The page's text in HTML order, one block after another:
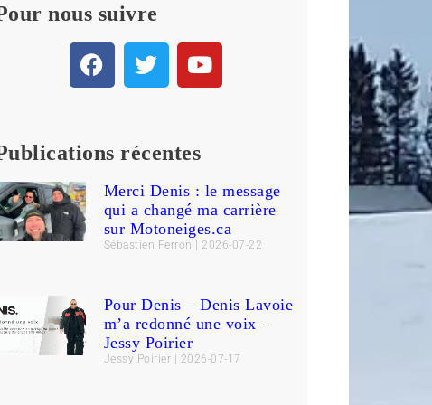
nous suivre
récentes
Merci Denis : le message
qui a changé ma carrière
sur Motoneiges.ca
Sébastien Ferron 2026-07-22
Pour Denis – Denis Lavoie
m’a redonné une voix –
Jessy Poirier
Jessy Poirier 2026-07-17